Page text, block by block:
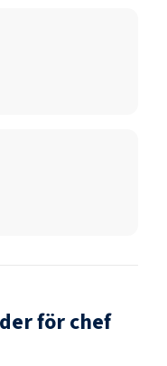
förchef